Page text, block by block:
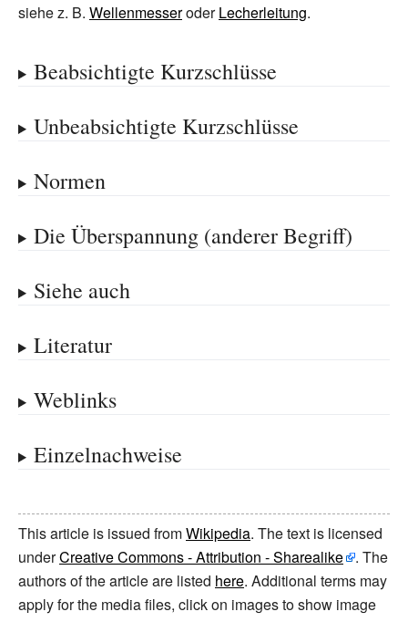
siehe z. B. WellenmesseroderLecherleitung.
Beabsichtigte Kurzschlüsse
Unbeabsichtigte Kurzschlüsse
Normen
Die Überspannung (anderer Begriff)
Siehe auch
Literatur
Weblinks
Einzelnachweise
This article is issued fromWikipedia. The text is licensed
underCreative Commons - Attribution - Sharealike
. The
authors of the article are listed here. Additional terms may
apply for the media files, click on images to show image